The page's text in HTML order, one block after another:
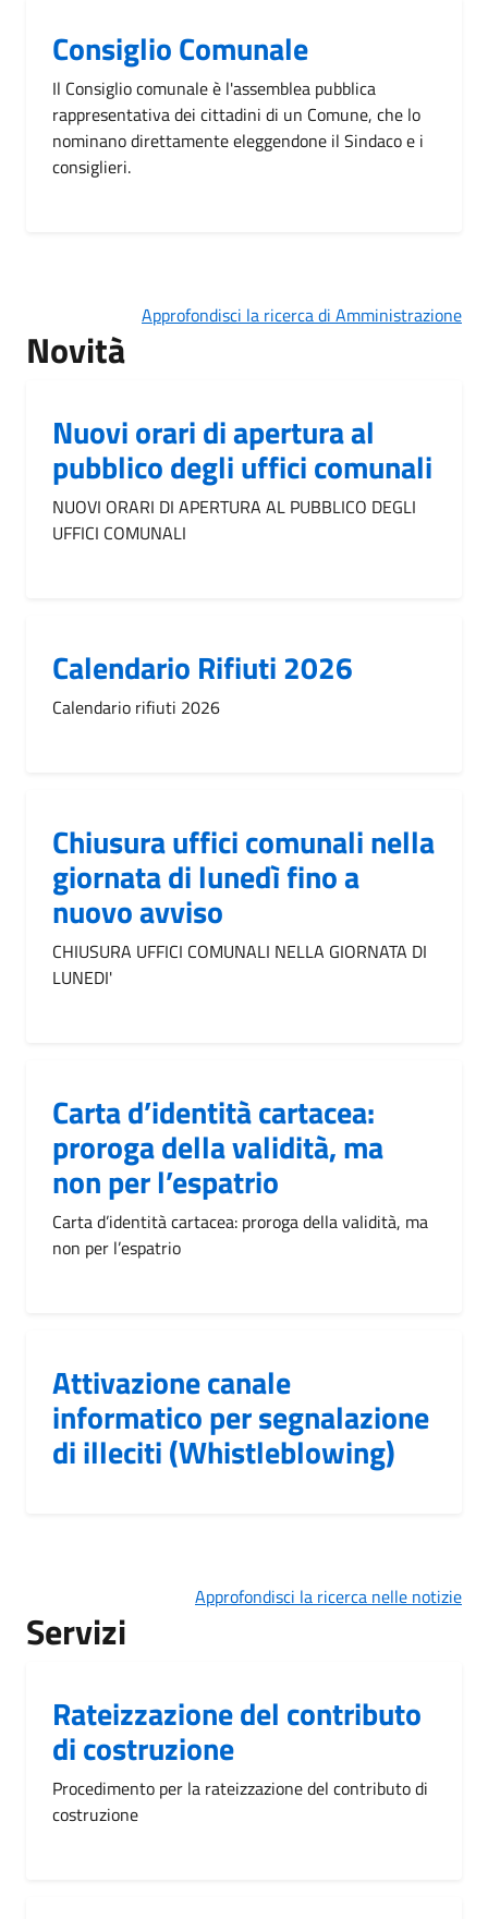
Consiglio Comunale
Il Consiglio comunale è l'assemblea pubblica
rappresentativa dei cittadini di un Comune, che lo
nominano direttamente eleggendone il Sindaco e i
consiglieri.
Approfondisci la ricerca di Amministrazione
Novità
Nuovi orari di apertura al
pubblico degli uffici comunali
NUOVI ORARI DI APERTURA AL PUBBLICO DEGLI
UFFICI COMUNALI
Calendario Rifiuti 2026
Calendario rifiuti 2026
Chiusura uffici comunali nella
giornata di lunedì fino a
nuovo avviso
CHIUSURA UFFICI COMUNALI NELLA GIORNATA DI
LUNEDI'
Carta d’identità cartacea:
proroga della validità, ma
non per l’espatrio
Carta d’identità cartacea: proroga della validità, ma
non per l’espatrio
Attivazione canale
informatico per segnalazione
di illeciti (Whistleblowing)
Approfondisci la ricerca nelle notizie
Servizi
Rateizzazione del contributo
di costruzione
Procedimento per la rateizzazione del contributo di
costruzione